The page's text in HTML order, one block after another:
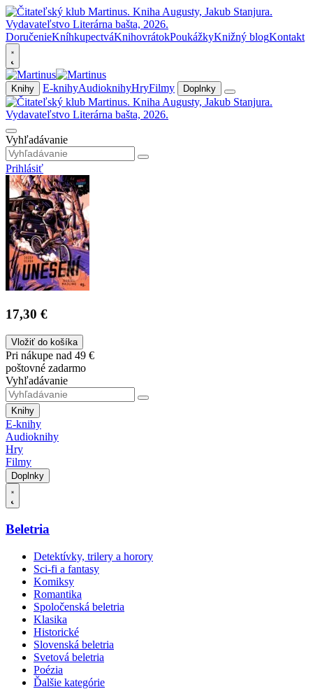
DoručenieKníhkupectváKnihovrátokPoukážkyKnižný blogKontakt
Knihy E-knihyAudioknihyHryFilmy Doplnky
Vyhľadávanie
Prihlásiť
17,30 €
Vložiť do košíka
Pri nákupe nad 49 €
poštovné zadarmo
Vyhľadávanie
Knihy
E-knihy
Audioknihy
Hry
Filmy
Doplnky
Beletria
Detektívky, trilery a horory
Sci-fi a fantasy
Komiksy
Romantika
Spoločenská beletria
Klasika
Historické
Slovenská beletria
Svetová beletria
Poézia
Ďalšie kategórie